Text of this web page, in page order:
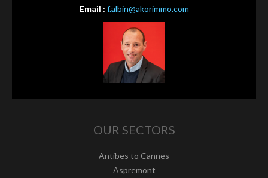
Email : f.albin@akorimmo.com
OUR SECTORS
Antibes to Cannes
Aspremont